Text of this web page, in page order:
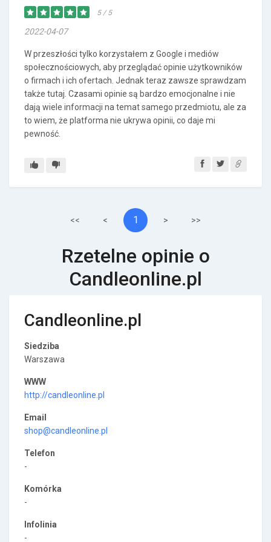
5 / 5
2022-04-07
W przeszłości tylko korzystałem z Google i mediów
społecznościowych, aby przeglądać opinie użytkowników
o firmach i ich ofertach. Jednak teraz zawsze sprawdzam
także tutaj. Czasami opinie są bardzo emocjonalne i nie
dają wiele informacji na temat samego przedmiotu, ale za
to wiem, że platforma nie ukrywa opinii, co daje mi
pewność.
<< < 1 > >>
Rzetelne opinie o
Candleonline.pl
Candleonline.pl
Siedziba
Warszawa
WWW
http://candleonline.pl
Email
shop@candleonline.pl
Telefon
-
Komórka
-
Infolinia
-